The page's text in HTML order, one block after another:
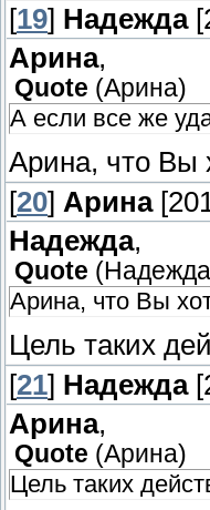
[19] Надежда
Арина,
Quote (Арина)
А если все же
Арина, что Вы
[20] Арина
Надежда,
Quote ( Надежда
Арина, что Вы
Цель таких
[21] Надежда
Арина,
Quote (Арина)
Цель таких